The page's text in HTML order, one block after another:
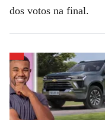
dos votos na final.